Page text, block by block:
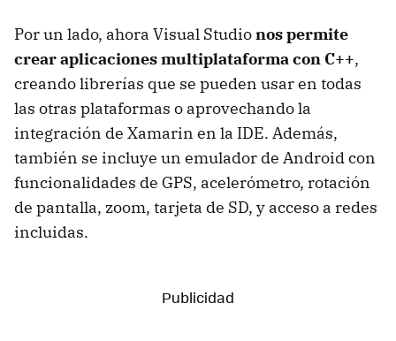
Por un lado, ahora Visual Studionos permite
crear aplicaciones multiplataforma con C++,
creando librerías que se pueden usar en todas
las otras plataformas o aprovechando la
integración de Xamarin en la IDE. Además,
también se incluye un emulador de Android con
funcionalidades de GPS, acelerómetro, rotación
de pantalla, zoom, tarjeta de SD, y acceso a redes
incluidas.